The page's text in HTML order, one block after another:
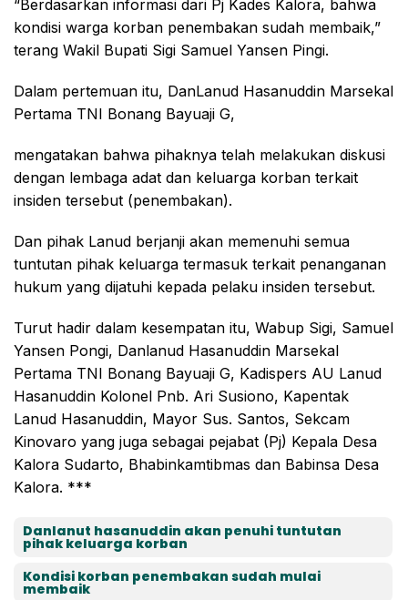
“Berdasarkan informasi dari Pj Kades Kalora, bahwa
kondisi warga korban penembakan sudah membaik,”
terang Wakil Bupati Sigi Samuel Yansen Pingi.
Dalam pertemuan itu, DanLanud Hasanuddin Marsekal
Pertama TNI Bonang Bayuaji G,
mengatakan bahwa pihaknya telah melakukan diskusi
dengan lembaga adat dan keluarga korban terkait
insiden tersebut (penembakan).
Dan pihak Lanud berjanji akan memenuhi semua
tuntutan pihak keluarga termasuk terkait penanganan
hukum yang dijatuhi kepada pelaku insiden tersebut.
Turut hadir dalam kesempatan itu, Wabup Sigi, Samuel
Yansen Pongi, Danlanud Hasanuddin Marsekal
Pertama TNI Bonang Bayuaji G, Kadispers AU Lanud
Hasanuddin Kolonel Pnb. Ari Susiono, Kapentak
Lanud Hasanuddin, Mayor Sus. Santos, Sekcam
Kinovaro yang juga sebagai pejabat (Pj) Kepala Desa
Kalora Sudarto, Bhabinkamtibmas dan Babinsa Desa
Kalora. ***
Danlanut hasanuddin akan penuhi tuntutan
pihak keluarga korban
Kondisi korban penembakan sudah mulai
membaik